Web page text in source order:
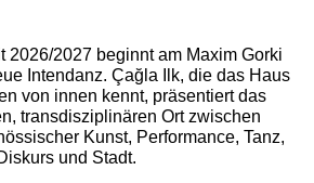
2026/2027 beginnt am Maxim Gorki
Intendanz. Çağla Ilk, die das Haus
von innen kennt, präsentiert das
transdisziplinären Ort zwischen
Kunst, Performance, Tanz,
und Stadt.